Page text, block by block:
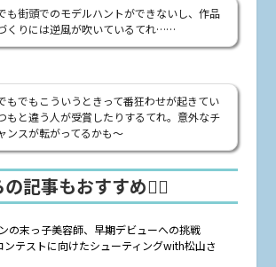
も街頭でのモデルハントができないし、作品
くりには逆風が吹いているてれ……
もでもこういうときって番狂わせが起きてい
もと違う人が受賞したりするてれ。意外なチ
ンスが転がってるかも～
の記事もおすすめ🤸‍♀️
の末っ子美容師、早期デビューへの挑戦
ンテストに向けたシューティングwith松山さ